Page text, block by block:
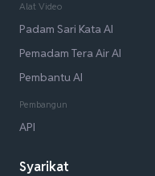
Alat Video
Padam Sari Kata AI
Pemadam Tera Air AI
Pembantu AI
Pembangun
API
Syarikat